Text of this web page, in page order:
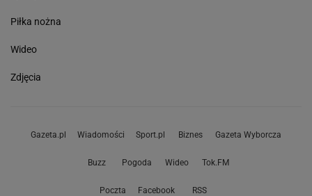
Piłka nożna
Wideo
Zdjęcia
Gazeta.pl Wiadomości Sport.pl Biznes Gazeta Wyborcza
Buzz Pogoda Wideo Tok.FM
Poczta Facebook RSS